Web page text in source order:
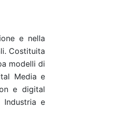
e nella
Costituita
modelli di
Media e
e digital
Industria e